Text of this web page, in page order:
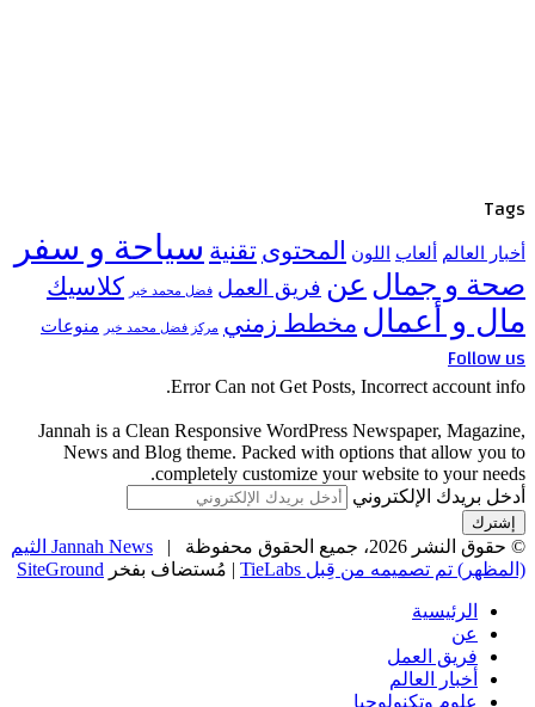
Tags
أخبار العالم ألعاب اللون المحتوى تقنية سياحة و سفر
صحة و جمال عن فريق العمل فضل محمد خير كلاسيك
مال و أعمال مخطط زمني مركز فضل محمد خير منوعات
Follow us
Error Can not Get Posts, Incorrect account info.
Jannah is a Clean Responsive WordPress Newspaper, Magazine,
News and Blog theme. Packed with options that allow you to
completely customize your website to your needs.
أدخل بريدك الإلكتروني
© حقوق النشر 2026، جميع الحقوق محفوظة |
Jannah News الثيم
(المظهر) تم تصميمه من قِبل TieLabs
| مُستضاف بفخر SiteGround
الرئيسية
عن
فريق العمل
أخبار العالم
علوم وتكنولوجيا